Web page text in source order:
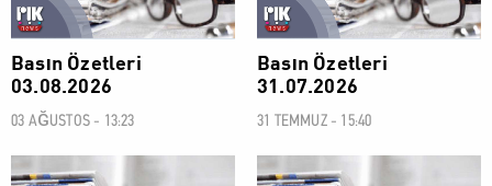
Basın Özetleri
03.08.2026
03 AĞUSTOS - 13:23
Basın Özetleri
31.07.2026
31 TEMMUZ - 15:40